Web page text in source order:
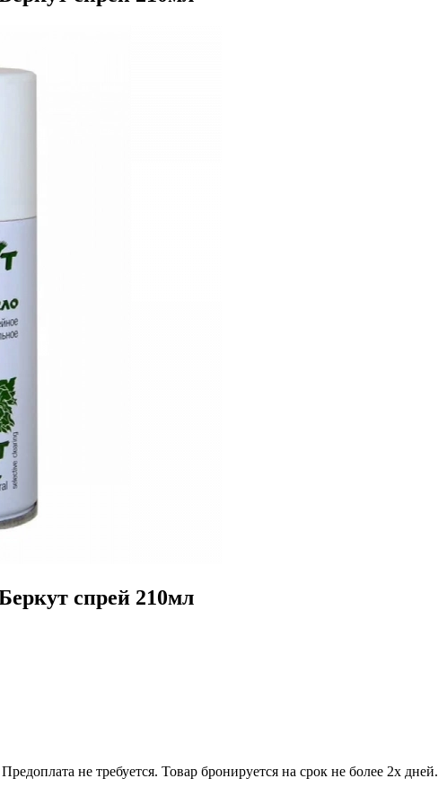
спрей 210мл
не требуется. Товар бронируется на срок не более 2х дней.